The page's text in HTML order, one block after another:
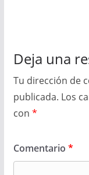
Deja una
Tu dirección de
publicada. Los
con *
Comentario *